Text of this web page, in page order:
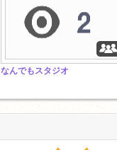
なんでもスタジオ